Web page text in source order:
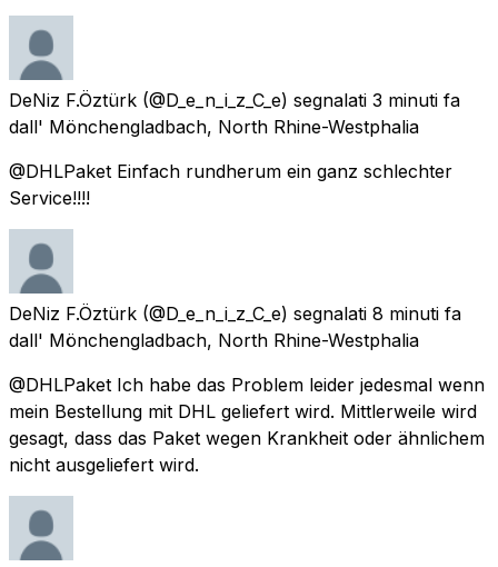
DeNiz F.Öztürk (@D_e_n_i_z_C_e) segnalati 3 minuti fa
dall' Mönchengladbach, North Rhine-Westphalia
@DHLPaket Einfach rundherum ein ganz schlechter
Service!!!!
DeNiz F.Öztürk (@D_e_n_i_z_C_e) segnalati 8 minuti fa
dall' Mönchengladbach, North Rhine-Westphalia
@DHLPaket Ich habe das Problem leider jedesmal wenn
mein Bestellung mit DHL geliefert wird. Mittlerweile wird
gesagt, dass das Paket wegen Krankheit oder ähnlichem
nicht ausgeliefert wird.